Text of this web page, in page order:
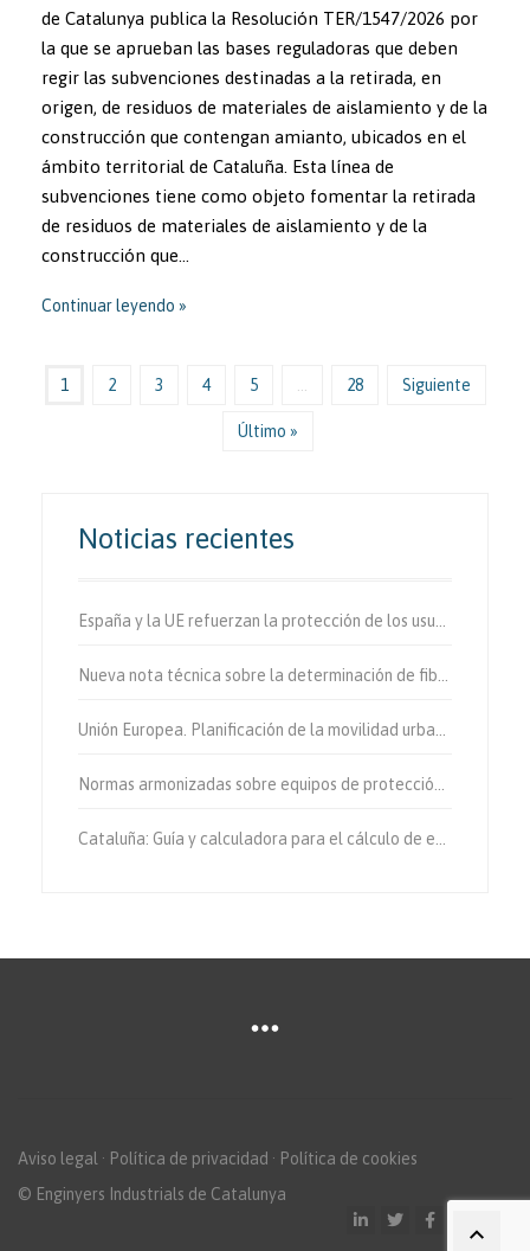
de Catalunya publica la Resolución TER/1547/2026 por
la que se aprueban las bases reguladoras que deben
regir las subvenciones destinadas a la retirada, en
origen, de residuos de materiales de aislamiento y de la
construcción que contengan amianto, ubicados en el
ámbito territorial de Cataluña. Esta línea de
subvenciones tiene como objeto fomentar la retirada
de residuos de materiales de aislamiento y de la
construcción que…
Continuar leyendo
1 2 3 4 5 28 Siguiente
Último »
Noticias recientes
Aviso legal · Política de privacidad · Política de cookies
© Enginyers Industrials de Catalunya